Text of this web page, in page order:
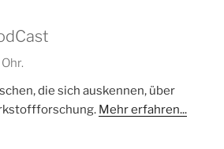
die sich auskennen, über
Mehr erfahren...